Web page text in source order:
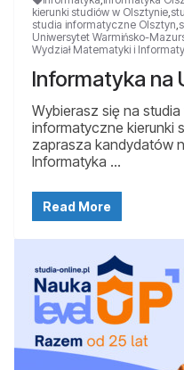
kierunki studiów w Olsztynie,
studia informatyczne Olsztyn,
Uniwersytet Warmińsko-
Wydział Matematyki i
Informatyka na
Wybierasz się na
informatyczne kierunki
zaprasza kandydatów
Informatyka …
Read More